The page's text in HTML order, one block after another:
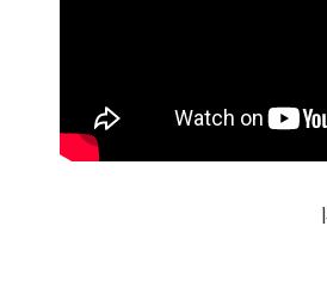
פרטיות
/ הרשם